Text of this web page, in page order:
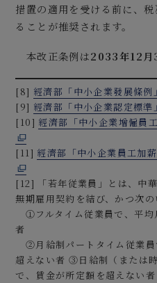
措置の適用を受ける前に、
ることが推奨されます。
本改正条例は2033年12 月
[8] 經濟部「中小企業發展條例」
[9] 經濟部「中小企業認定標準」
[10] 經濟部「中小企業增僱員
[11] 經濟部「中小企業員工加
[12] 「若年従業員」とは、中
無期雇用契約を結び、かつ次
①フルタイム従業員で、平均
者
②月給制パートタイム従業員
超えない者 ③日給制（または
で、賃金が所定額を超えない者